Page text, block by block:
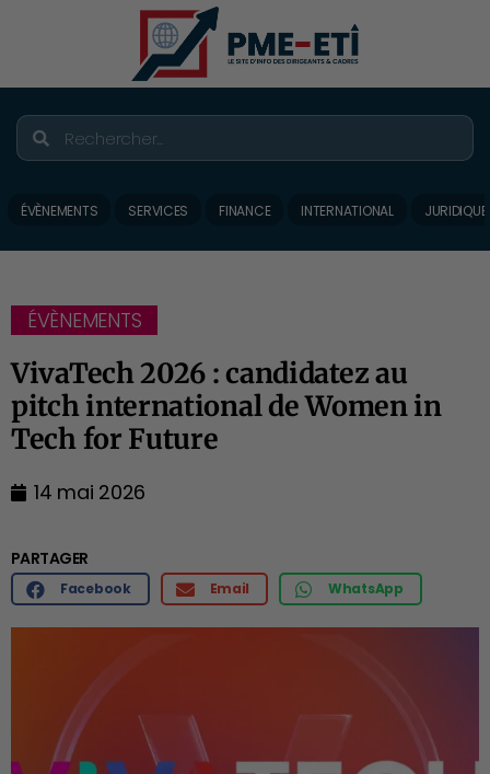
ÉVÈNEMENTS SERVICES FINANCE INTERNATIONAL JURIDIQUE
ÉVÈNEMENTS
VivaTech 2026 : candidatez au
pitch international de Women in
Tech for Future
14 mai 2026
PARTAGER
Facebook Email WhatsApp